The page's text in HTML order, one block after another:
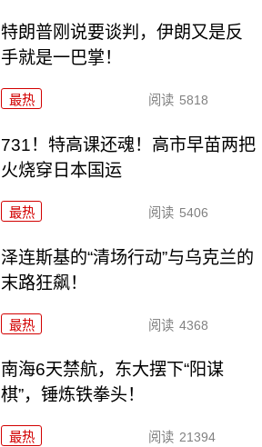
特朗普刚说要谈判，伊朗又是反
手就是一巴掌！
最热 阅读 5818
731！特高课还魂！高市早苗两把
火烧穿日本国运
最热 阅读 5406
泽连斯基的“清场行动”与乌克兰的
末路狂飙！
最热 阅读 4368
南海6天禁航，东大摆下“阳谋
棋”，锤炼铁拳头！
最热 阅读 21394